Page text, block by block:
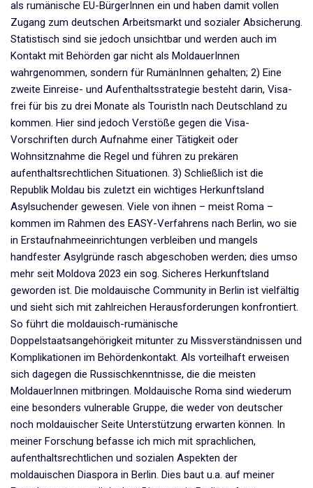
als rumänische EU-BürgerInnen ein und haben damit vollen
Zugang zum deutschen Arbeitsmarkt und sozialer Absicherung.
Statistisch sind sie jedoch unsichtbar und werden auch im
Kontakt mit Behörden gar nicht als MoldauerInnen
wahrgenommen, sondern für RumänInnen gehalten; 2) Eine
zweite Einreise- und Aufenthaltsstrategie besteht darin, Visa-
frei für bis zu drei Monate als TouristIn nach Deutschland zu
kommen. Hier sind jedoch Verstöße gegen die Visa-
Vorschriften durch Aufnahme einer Tätigkeit oder
Wohnsitznahme die Regel und führen zu prekären
aufenthaltsrechtlichen Situationen. 3) Schließlich ist die
Republik Moldau bis zuletzt ein wichtiges Herkunftsland
Asylsuchender gewesen. Viele von ihnen – meist Roma –
kommen im Rahmen des EASY-Verfahrens nach Berlin, wo sie
in Erstaufnahmeeinrichtungen verbleiben und mangels
handfester Asylgründe rasch abgeschoben werden; dies umso
mehr seit Moldova 2023 ein sog. Sicheres Herkunftsland
geworden ist. Die moldauische Community in Berlin ist vielfältig
und sieht sich mit zahlreichen Herausforderungen konfrontiert.
So führt die moldauisch-rumänische
Doppelstaatsangehörigkeit mitunter zu Missverständnissen und
Komplikationen im Behördenkontakt. Als vorteilhaft erweisen
sich dagegen die Russischkenntnisse, die die meisten
MoldauerInnen mitbringen. Moldauische Roma sind wiederum
eine besonders vulnerable Gruppe, die weder von deutscher
noch moldauischer Seite Unterstützung erwarten können. In
meiner Forschung befasse ich mich mit sprachlichen,
aufenthaltsrechtlichen und sozialen Aspekten der
moldauischen Diaspora in Berlin. Dies baut u.a. auf meiner